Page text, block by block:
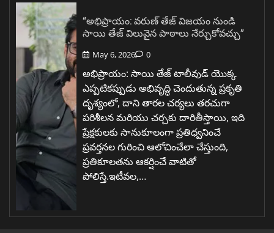
“అభిప్రాయం: వరుణ్ తేజ్ విజయం నుండి
సాయి తేజ్ విలువైన పాఠాలు నేర్చుకోవచ్చు”
May 6, 2026 0
అభిప్రాయం: సాయి తేజ్ టాలీవుడ్ యొక్క
ఎప్పటికప్పుడు అభివృద్ధి చెందుతున్న ప్రకృతి
దృశ్యంలో, దాని తారల చర్యలు తరచుగా
పరిశీలన మరియు చర్చకు దారితీస్తాయి, ఇది
ప్రేక్షకులకు సానుకూలంగా ప్రతిధ్వనించే
ప్రవర్తనల గురించి ఆలోచించేలా చేస్తుంది,
ప్రతికూలతను ఆకర్షించే వాటితో
పోలిస్తే.ఇటీవల,…